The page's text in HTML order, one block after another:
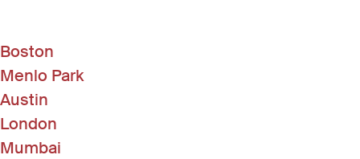
Boston
Menlo Park
Austin
London
Mumbai